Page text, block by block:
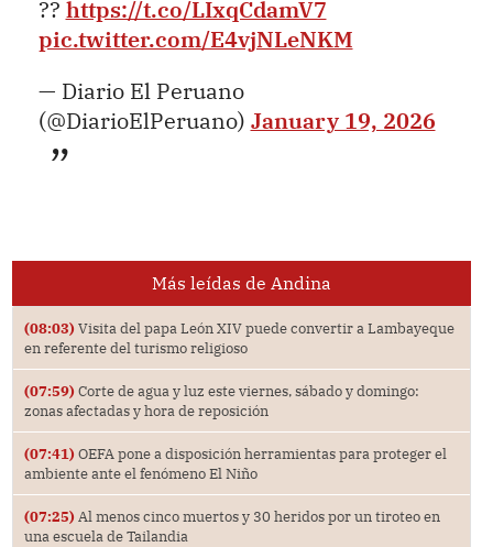
?? https://t.co/LIxqCdamV7
pic.twitter.com/E4vjNLeNKM
— Diario El Peruano
(@DiarioElPeruano) January 19, 2026
Más leídas de Andina
(08:03) Visita del papa León XIV puede convertir a Lambayeque
en referente del turismo religioso
(07:59) Corte de agua y luz este viernes, sábado y domingo:
zonas afectadas y hora de reposición
(07:41) OEFA pone a disposición herramientas para proteger el
ambiente ante el fenómeno El Niño
(07:25) Al menos cinco muertos y 30 heridos por un tiroteo en
una escuela de Tailandia